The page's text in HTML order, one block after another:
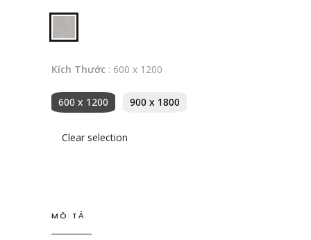
Kích Thước : 600 x 1200
600 x 1200 900 x 1800
Clear selection
MÔ TẢ